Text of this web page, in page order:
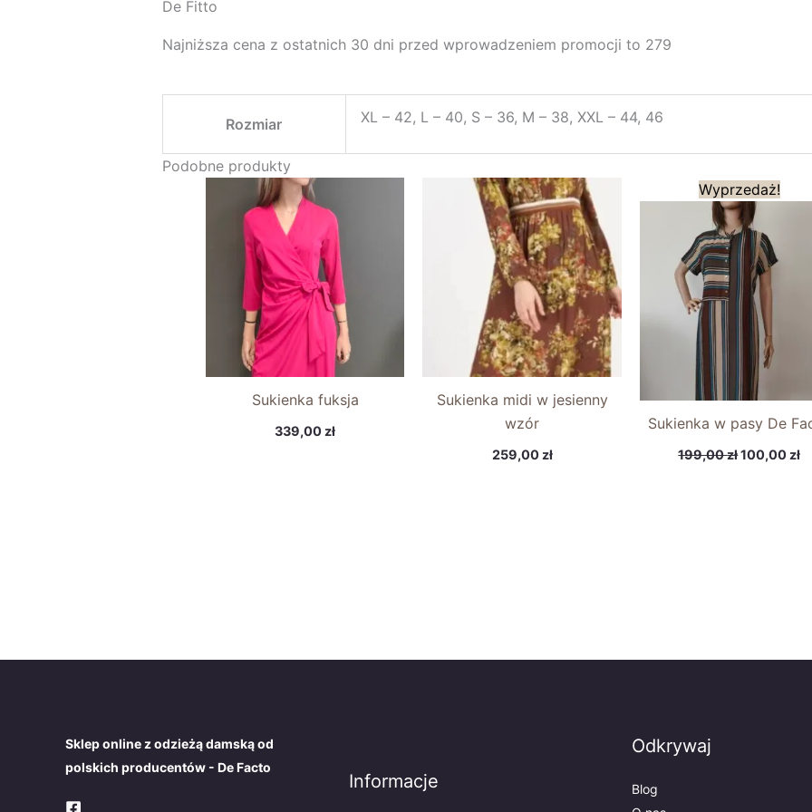
De Fitto
Najniższa cena z ostatnich 30 dni przed wprowadzeniem promocji to 279
Rozmiar XL – 42, L – 40, S – 36, M – 38, XXL – 44, 46
Podobne produkty
Sukienka fuksja
339,00 zł
Sukienka midi w jesienny
wzór
259,00 zł
Wyprzedaż!
Sukienka w pasy De
199,00zł
Pierwotna
cena
wynosiła:
199,00 zł.
100,00 zł
Sklep online z odzieżą damską od
polskich producentów - De Facto
Informacje
Odkrywaj
Blog